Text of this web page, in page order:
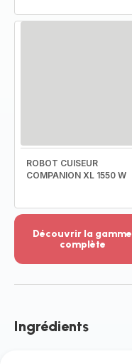
ROBOT CUISEUR
COMPANION XL 1550 W
Découvrir la gamme
complète
-
gamme
Ingrédients